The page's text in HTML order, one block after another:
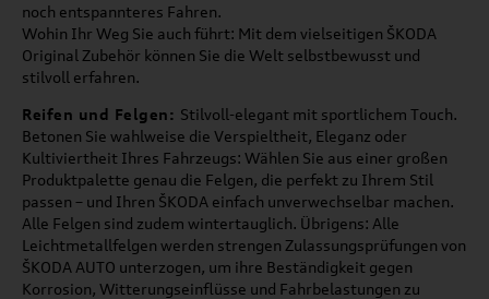
noch entspannteres Fahren.
Wohin Ihr Weg Sie auch führt: Mit dem vielseitigen ŠKODA
Original Zubehör können Sie die Welt selbstbewusst und
stilvoll erfahren.
Reifen und Felgen: Stilvoll-elegant mit sportlichem Touch.
Betonen Sie wahlweise die Verspieltheit, Eleganz oder
Kultiviertheit Ihres Fahrzeugs: Wählen Sie aus einer großen
Produktpalette genau die Felgen, die perfekt zu Ihrem Stil
passen – und Ihren ŠKODA einfach unverwechselbar machen.
Alle Felgen sind zudem wintertauglich. Übrigens: Alle
Leichtmetallfelgen werden strengen Zulassungsprüfungen von
ŠKODA AUTO unterzogen, um ihre Beständigkeit gegen
Korrosion, Witterungseinflüsse und Fahrbelastungen zu